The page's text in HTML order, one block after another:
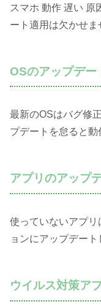
スマホ 動作 遅い 原
ート適用は欠かせま
OSのアップデー
最新のOSはバグ修
プデートを怠ると動
アプリのアップ
使っていないアプ
ョンにアップデート
ウイルス対策ア